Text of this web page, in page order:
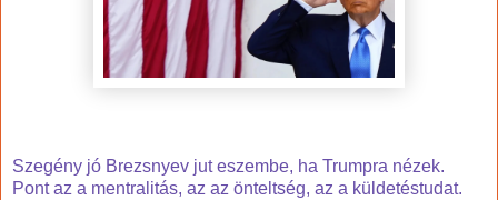
Szegény jó Brezsnyev jut eszembe, ha Trumpra nézek.
Pont az a mentralitás, az az önteltség, az a küldetéstudat.